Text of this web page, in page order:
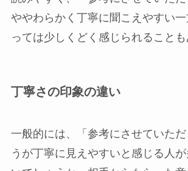
ややわらかく丁寧に聞こえやすい一
っては少しくどく感じられることも
丁寧さの印象の違い
一般的には、「参考にさせていた
うが丁寧に見えやすいと感じる人